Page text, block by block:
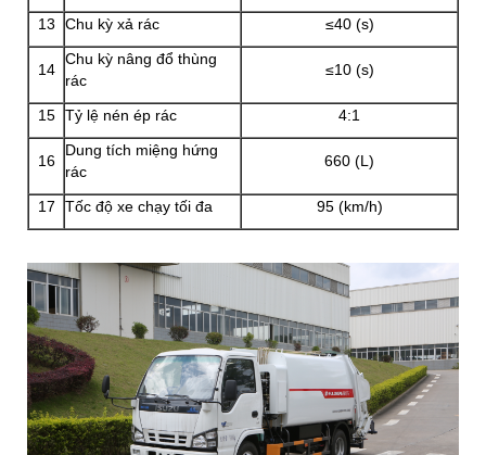
13
Chu kỳ xả rác ≤40 (s)
14
Chu kỳ nâng đổ thùng
rác
≤10 (s)
15 Tỷ lệ nén ép rác 4:1
16
Dung tích miệng hứng
rác
660 (L)
17 Tốc độ xe chạy tối đa 95 (km/h)